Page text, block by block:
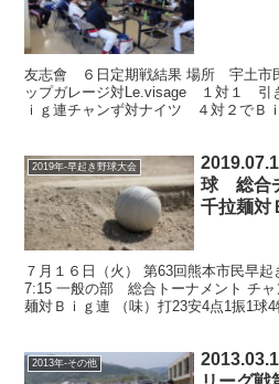
友志會 ６日定期戦結果 場所 宇土市
ップガレージ対Le.visage １対１ 引
ｉｇ連チャンず対ナイツ ４対２でＢ
2019年-早起き野球大会
球 総合
千拉麺対
７月１６日（火） 第63回熊本市民早
7:15 一般の部 総合トーナメント チャ
麺対Ｂｉｇ連 （味）打23安4点1振1球
2013年-その他